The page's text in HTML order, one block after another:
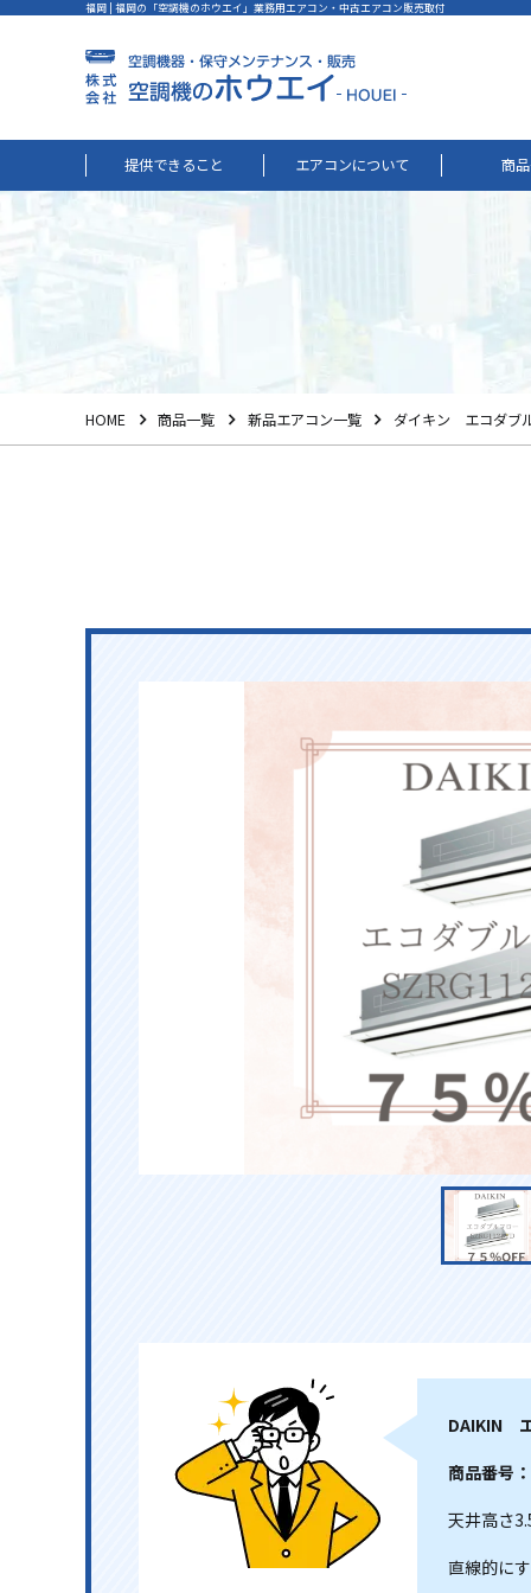
福岡 | 福岡の「空調機のホウエイ」業務用エアコン・中古エアコン販売取付
提供できること エアコンについて 商
DAIKIN
商品番号
天井高さ
直線的に
HOME 商品一覧 新品エアコン一覧 ダイキン エコダブ